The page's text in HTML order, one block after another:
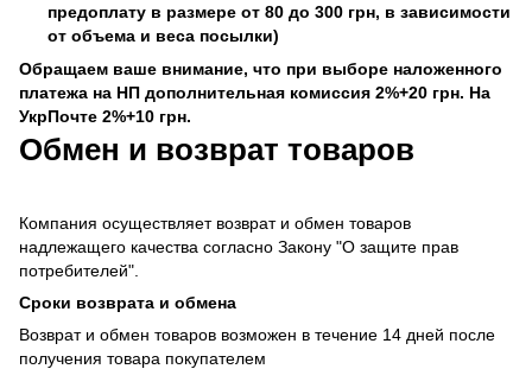
предоплату в размере от 80 до 300 грн, в зависимости
от объема и веса посылки)
Обращаем ваше внимание, что при выборе наложенного
платежа на НП дополнительная комиссия 2%+20 грн. На
УкрПочте 2%+10 грн.
Обмен и возврат товаров
Компания осуществляет возврат и обмен товаров
надлежащего качества согласно Закону "О защите прав
потребителей".
Сроки возврата и обмена
Возврат и обмен товаров возможен в течение 14 дней после
получения товара покупателем